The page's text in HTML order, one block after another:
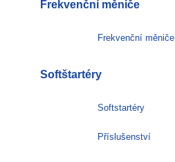
Frekvenční měniče
Frekvenční měniče
Softštartéry
Softstartéry
Příslušenství